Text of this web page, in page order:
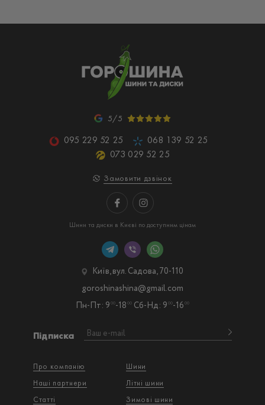
5/5
095 229 52 25
068 139 52 25
073 029 52 25
Замовити дзвінок
Шини та диски в Києві по доступним цінам
Про компанію
Наші партнери
Статті
Шини
Літні шини
Зимові шини
Підписка
Київ, вул. Садова, 70-110
Пн-Пт: 9 00-18 00 Сб-Нд: 9 00-16 00
goroshinashina@gmail.com